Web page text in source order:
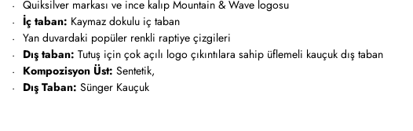
Quiksilver markası ve ince kalıp Mountain & Wave logosu
İç taban: Kaymaz dokulu iç taban
Yan duvardaki popüler renkli raptiye çizgileri
Dış taban: Tutuş için çok açılı logo çıkıntılara sahip üflemeli kauçuk dış taban
Kompozisyon Üst: Sentetik,
Dış Taban: Sünger Kauçuk